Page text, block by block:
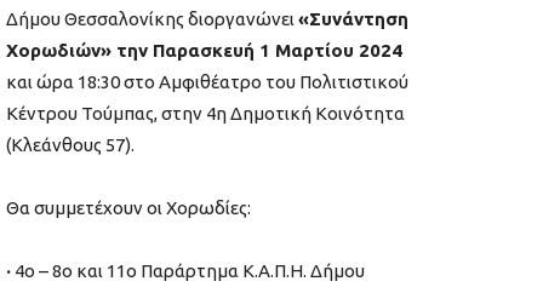
Δήμου Θεσσαλονίκης διοργανώνει «Συνάντηση
Χορωδιών» την Παρασκευή 1 Μαρτίου 2024
και ώρα 18:30 στο Αμφιθέατρο του Πολιτιστικού
Κέντρου Τούμπας, στην 4η Δημοτική Κοινότητα
(Κλεάνθους 57).
Θα συμμετέχουν οι Χορωδίες:
· 4ο – 8ο και 11ο Παράρτημα Κ.Α.Π.Η. Δήμου